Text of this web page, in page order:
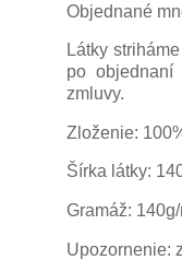
Objednané
Látky
po
zmluvy.
Zloženie:
Šírka látky:
Gramáž:
Upozornenie: